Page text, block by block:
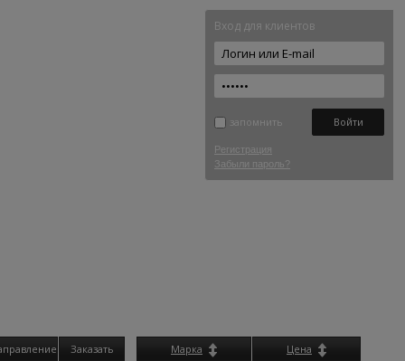
Вход для клиентов
запомнить
Регистрация
Забыли пароль?
Заказать Марка Цена